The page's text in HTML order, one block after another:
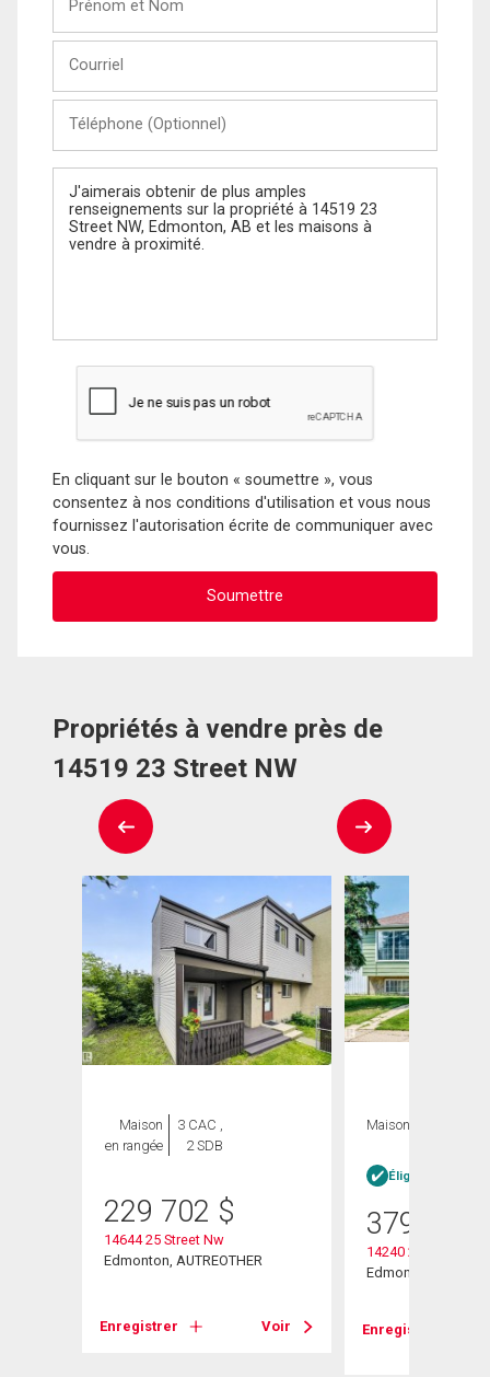
Nom
(Optionnel)
Message
En cliquant sur le bouton « soumettre », vous
consentez à nos conditions d'utilisation et vous nous
fournissez l'autorisation écrite de communiquer avec
vous.
Propriétés à vendre près de
14519 23 Street NW
Maison
en rangée
3 CAC ,
2 SDB
229 702 $
14644 25 Street Nw
Edmonton, AUTREOTHER
Enregistrer Voir
Maison
Éligible Louer
379 900
14240 23 Street Nw
Edmonton, AB
Enregistrer